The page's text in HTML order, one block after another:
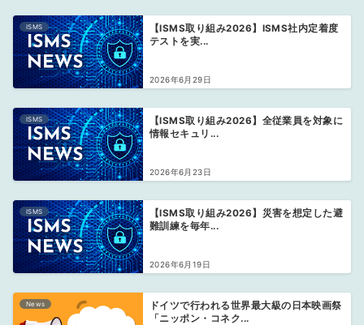
ISMS
【ISMS取り組み2026】ISMS社内定着度
テストを実...
2026年6月29日
ISMS
【ISMS取り組み2026】全従業員を対象に
情報セキュリ...
2026年6月23日
ISMS
【ISMS取り組み2026】災害を想定した避
難訓練を毎年...
2026年6月19日
News
ドイツで行われる世界最大級の日本映画祭
「ニッポン・コネク...